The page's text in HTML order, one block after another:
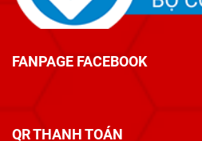
FANPAGE FACEBOOK
QR THANH TOÁN